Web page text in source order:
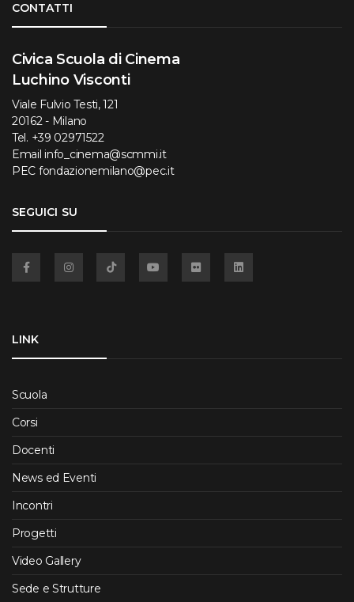
CONTATTI
Civica Scuola di Cinema
Luchino Visconti
Viale Fulvio Testi, 121
20162 - Milano
Tel. +39 02971522
Email info_cinema@scmmi.it
PEC fondazionemilano@pec.it
SEGUICI SU
LINK
Scuola
Corsi
Docenti
News ed Eventi
Incontri
Progetti
Video Gallery
Sede e Strutture